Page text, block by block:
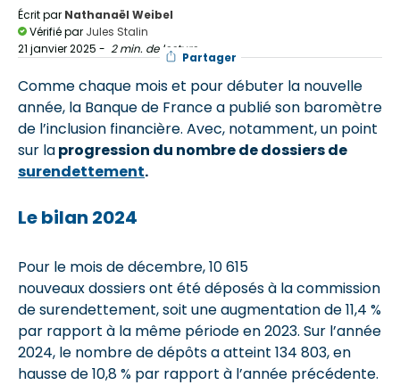
Écrit par Nathanaël Weibel
Vérifié par Jules Stalin
21 janvier 2025 - 2 min. de lecture
Partager
Comme chaque mois et pour débuter la nouvelle
année, la Banque de France a publié son baromètre
de l’inclusion financière. Avec, notamment, un point
sur laprogression du nombre de dossiers de
surendettement.
Le bilan 2024
Pour le mois de décembre, 10 615
nouveaux dossiers ont été déposés à la commission
de surendettement, soit une augmentation de 11,4 %
par rapport à la même période en 2023. Sur l’année
2024, le nombre de dépôts a atteint 134 803, en
hausse de 10,8 % par rapport à l’année précédente.